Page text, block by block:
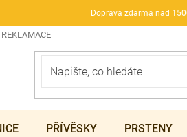
Doprava zdarma nad
PŘÍVĚSKY PRSTENY